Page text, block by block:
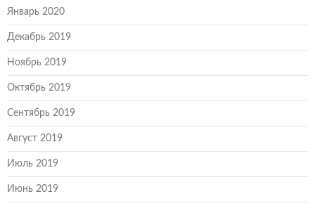
Январь 2020
Декабрь 2019
Ноябрь 2019
Октябрь 2019
Сентябрь 2019
Август 2019
Июль 2019
Июнь 2019